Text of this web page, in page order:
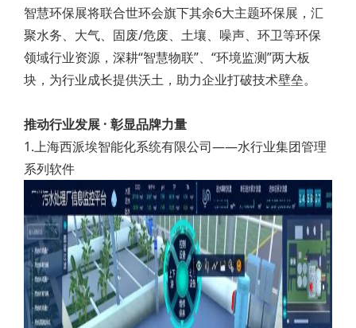
智慧环保展将联合世环会旗下其余6大主题环保展，汇
聚水务、大气、固废/危废、土壤、噪声、环卫等环保
领域行业资源，深耕“智慧物联”、“环境监测”两大板
块，为行业成长提供沃土，助力企业打破技术壁垒。
推动行业发展 · 彰显品牌力量
1.上海西派埃智能化系统有限公司——水行业集团管理
系列软件